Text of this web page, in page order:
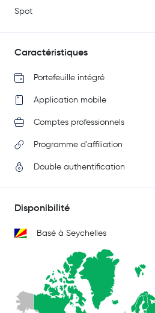
Spot
Caractéristiques
Portefeuille intégré
Application mobile
Comptes professionnels
Programme d'affiliation
Double authentification
Disponibilité
Basé à Seychelles